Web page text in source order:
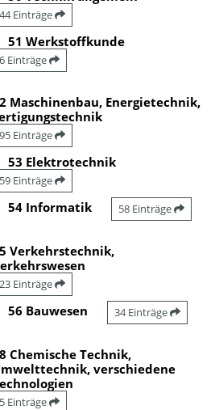
44 Einträge
51 Werkstoffkunde
6 Einträge
Maschinenbau, Energietechnik,
95 Einträge
53 Elektrotechnik
59 Einträge
54 Informatik 58 Einträge
Verkehrstechnik,
23 Einträge
56 Bauwesen 34 Einträge
Chemische Technik,
verschiedene
5 Einträge